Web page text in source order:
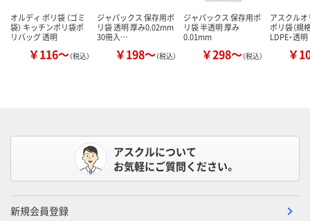
オルディ ポリ袋 （ゴミ
袋） キッチンポリ袋ポ
リバッグ 透明
￥116～（税込）
ジャパックス 保存用ポ
リ袋 透明 厚み0.02mm
30冊入…
￥198～（税込）
ジャパックス 保存用ポ
リ袋 半透明 厚み
0.01mm
￥298～（税込）
アスクル
ポリ袋（規
LDPE・透
￥
アスクルについて
お気軽にご質問ください。
新規会員登録